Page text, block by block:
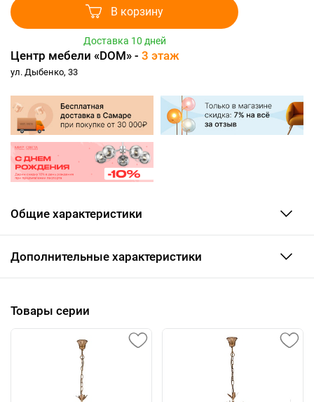
В корзину
Доставка 10 дней
Центр мебели «DOM» - 3 этаж
ул. Дыбенко, 33
Общие характеристики
Дополнительные характеристики
Товары серии